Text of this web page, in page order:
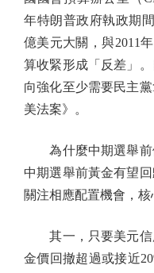
年特朗普政府執政期
億美元大關，與2011
算收緊形成「反差」
向強化至少需要民主
美法案》。
為什麼中期選舉前
中期選舉前黃金有望
關注相應配置機會，核
其一，只要美元信
金價回撤超過或接近